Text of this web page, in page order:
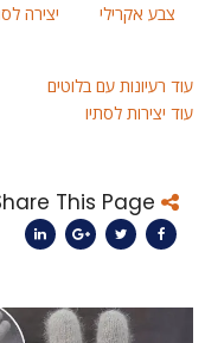
צבע אקרילי
יצירה לסתיו
רעיונות עם בלוטים
יצירות לסתיו
Share This Page